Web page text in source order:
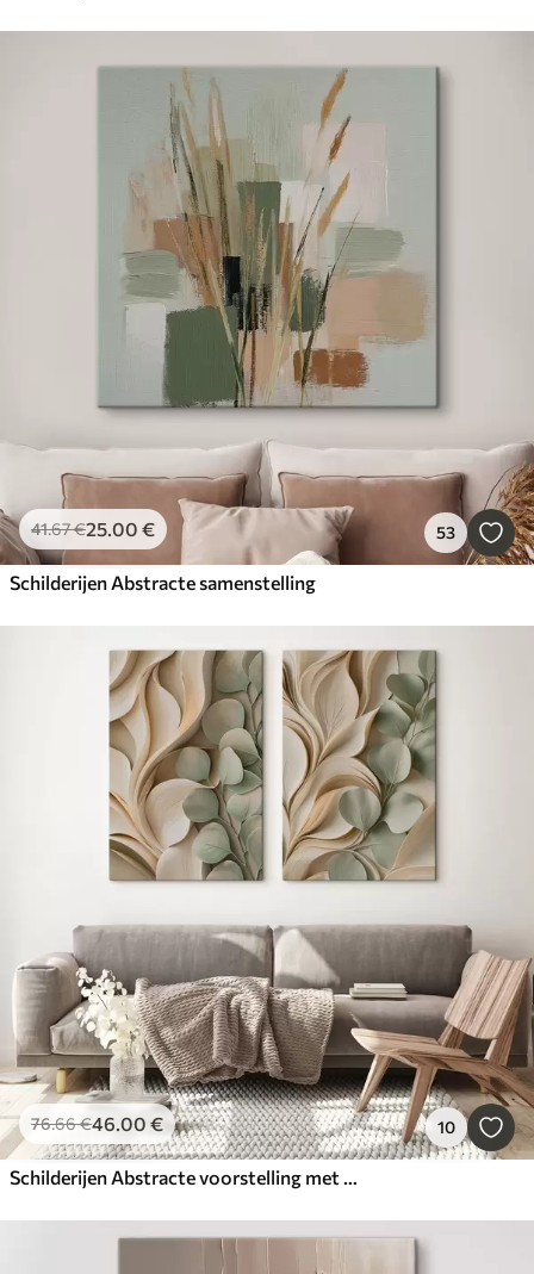
41.67€25.00 € 53
Schilderijen Abstracte samenstelling
76.66€46.00 € 10
Schilderijen Abstracte voorstelling met een tak met bladeren